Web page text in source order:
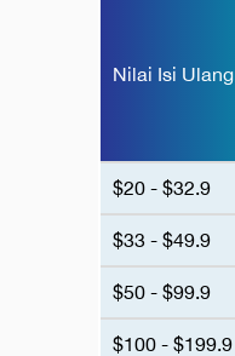
Nilai Isi Ulang
$20 - $32.9
$33 - $49.9
$50 - $99.9
$100 - $199.9